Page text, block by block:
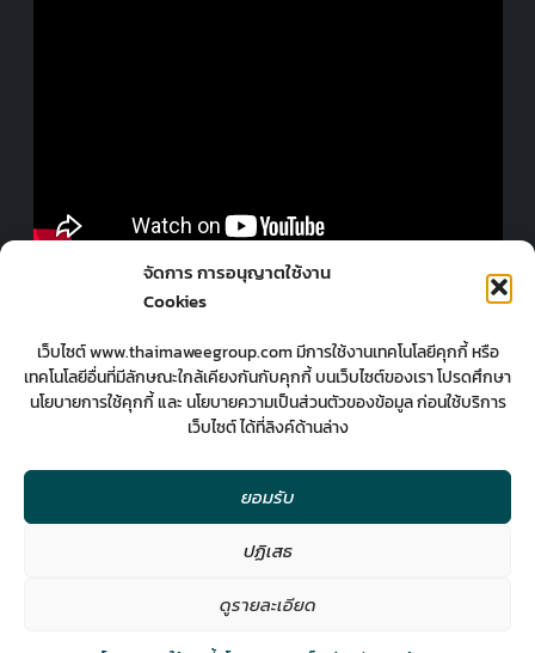
จัดการ การอนุญาตใช้งาน
Cookies
เว็บไซต์ www.thaimaweegroup.com มีการใช้งานเทคโนโลยีคุกกี้ หรือ
เทคโนโลยีอื่นที่มีลักษณะใกล้เคียงกันกับคุกกี้ บนเว็บไซต์ของเรา โปรดศึกษา
นโยบายการใช้คุกกี้ และ นโยบายความเป็นส่วนตัวของข้อมูล ก่อนใช้บริการ
เว็บไซต์ ได้ที่ลิงค์ด้านล่าง
ยอมรับ
ปฏิเสธ
ดูรายละเอียด
ออกแบบร้านโดยมืออาชีพ
Contact us